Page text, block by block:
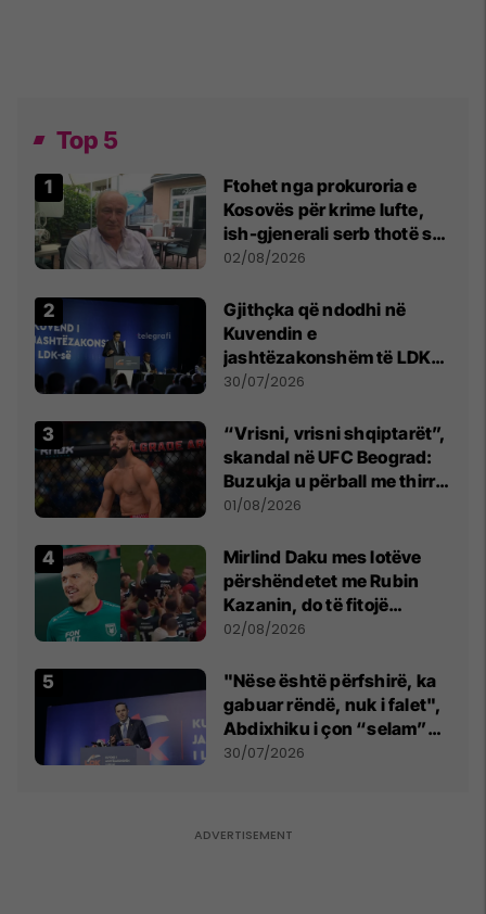
Top 5
Ftohet nga prokuroria e
Kosovës për krime lufte,
ish-gjenerali serb thotë se
dikush e tradhtoi në
02/08/2026
Gjithçka që ndodhi në
Kuvendin e
jashtëzakonshëm të LDK-
së
30/07/2026
“Vrisni, vrisni shqiptarët”,
skandal në UFC Beograd:
Buzukja u përball me thirrje
anti-shqiptare nga
01/08/2026
Mirlind Daku mes lotëve
përshëndetet me Rubin
Kazanin, do të fitojë
miliona te Spartak Moska
02/08/2026
"Nëse është përfshirë, ka
gabuar rëndë, nuk i falet",
Abdixhiku i çon “selam”
Përparim Ramës
30/07/2026